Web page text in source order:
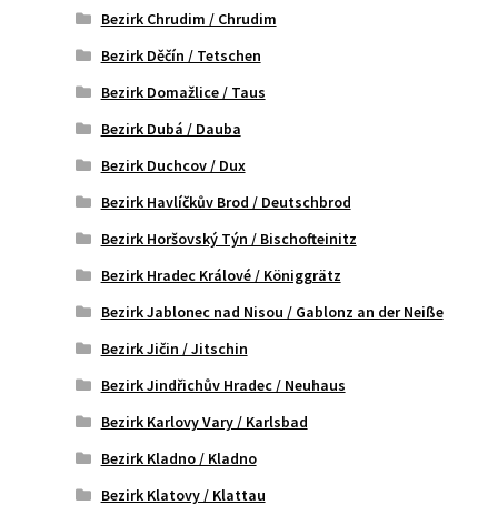
Bezirk Chrudim / Chrudim
Bezirk Děčín / Tetschen
Bezirk Domažlice / Taus
Bezirk Dubá / Dauba
Bezirk Duchcov / Dux
Bezirk Havlíčkův Brod / Deutschbrod
Bezirk Horšovský Týn / Bischofteinitz
Bezirk Hradec Králové / Königgrätz
Bezirk Jablonec nad Nisou / Gablonz an der Neiße
Bezirk Jičin / Jitschin
Bezirk Jindřichův Hradec / Neuhaus
Bezirk Karlovy Vary / Karlsbad
Bezirk Kladno / Kladno
Bezirk Klatovy / Klattau